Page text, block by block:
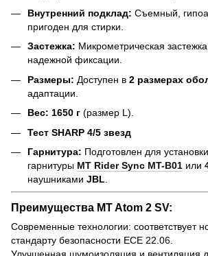
Внутренний подклад: Съемный,
пригоден для стирки.
Застежка: Микрометрическая
надежной фиксации.
Размеры: Доступен в 2 размерах
адаптации.
Вес: 1650 г (размер L).
Тест SHARP 4/5 звезд
Гарнитура: Подготовлен для
гарнитуры MT Rider Sync MT-B01 или
наушниками JBL
Преимущества MT Atom 2 SV:
Современные технологии: соответствует
стандарту безопасности ECE 22.06.